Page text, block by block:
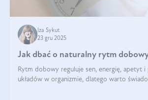
Iza Sykut
23 gru 2025
Jak dbać o naturalny rytm
Rytm dobowy reguluje sen, energię, apetyt i
układów w organizmie, dlatego warto